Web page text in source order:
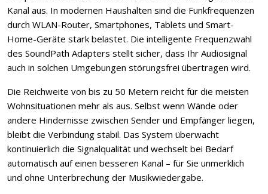
Kanal aus. In modernen Haushalten sind die Funkfrequenzen
durch WLAN-Router, Smartphones, Tablets und Smart-
Home-Geräte stark belastet. Die intelligente Frequenzwahl
des SoundPath Adapters stellt sicher, dass Ihr Audiosignal
auch in solchen Umgebungen störungsfrei übertragen wird.
Die Reichweite von bis zu 50 Metern reicht für die meisten
Wohnsituationen mehr als aus. Selbst wenn Wände oder
andere Hindernisse zwischen Sender und Empfänger liegen,
bleibt die Verbindung stabil. Das System überwacht
kontinuierlich die Signalqualität und wechselt bei Bedarf
automatisch auf einen besseren Kanal – für Sie unmerklich
und ohne Unterbrechung der Musikwiedergabe.